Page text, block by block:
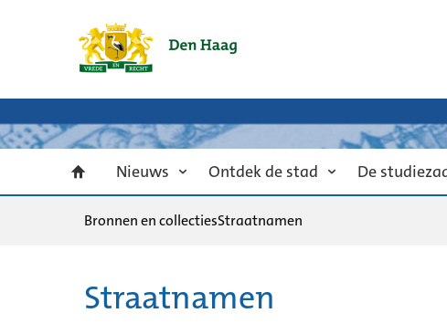
Nieuws Ontdek de stad De
Bronnen en collectiesStraatnamen
Straatnamen